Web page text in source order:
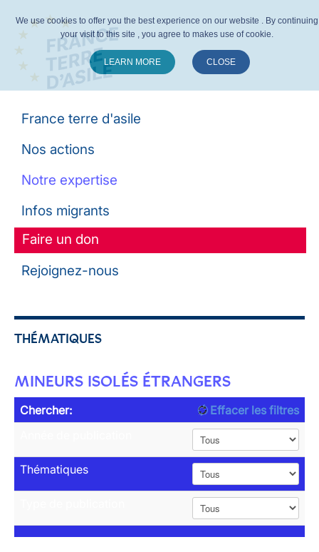
France terre d'asile
Nos actions
Notre expertise
Infos migrants
Faire un don
Rejoignez-nous
THÉMATIQUES
MINEURS ISOLÉS ÉTRANGERS
Chercher:
Effacer les filtres
Thématiques
We use cookies to offer you the best experience on our website . By continuing
your visit to this site , you agree to makes use of cookie.
LEARN MORE CLOSE